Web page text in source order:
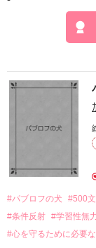
#パブロフの犬 #500
#条件反射 #学習性無
#心を守るために必要